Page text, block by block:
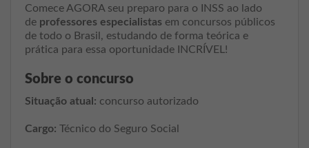
Comece AGORA seu preparo para o INSS ao lado
de professores especialistas em concursos públicos
de todo o Brasil, estudando de forma teórica e
prática para essa oportunidade INCRÍVEL!
Sobre o concurso
Situação atual: concurso autorizado
Cargo: Técnico do Seguro Social